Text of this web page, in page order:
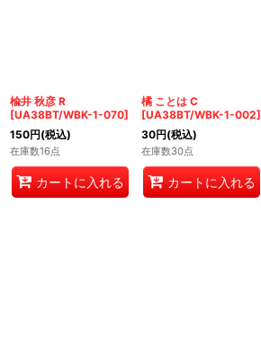
楡井 秋彦 R
[UA38BT/WBK-1-070]
150円(税込)
在庫数16点
カートに入れる
橘 ことは C
[UA38BT/WBK-1-002]
30円(税込)
在庫数30点
カートに入れる